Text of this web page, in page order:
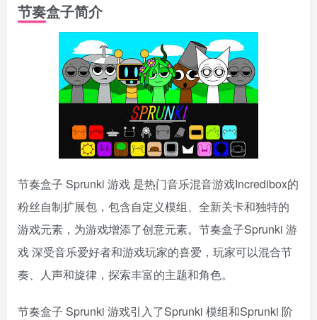
节奏盒子简介
节奏盒子 Sprunki 游戏 是热门音乐混音游戏Incredibox的
粉丝自制扩展包，包含自定义模组、全新关卡和独特的
游戏元素，为游戏增添了创意元素。节奏盒子Sprunki 游
戏 深受音乐爱好者和游戏玩家的喜爱，玩家可以混合节
奏、人声和旋律，探索丰富的主题和角色。
节奏盒子 Sprunki 游戏引入了Sprunki 模组和Sprunki 阶